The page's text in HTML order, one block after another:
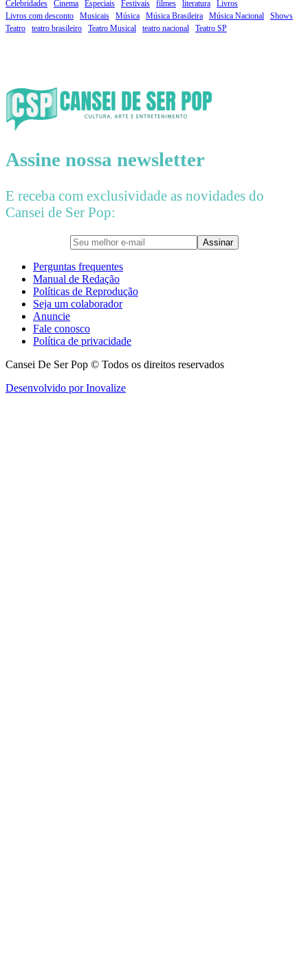
Celebridades Cinema Especiais Festivais filmes literatura
Livros
Livros com desconto
Musicais Música Música Brasileira Música Nacional
Shows
Teatro
teatro brasileiro Teatro Musical teatro nacional Teatro SP
Assine nossa newsletter
E receba com exclusividade as novidades do
Cansei de Ser Pop:
Perguntas frequentes
Manual de Redação
Políticas de Reprodução
Seja um colaborador
Anuncie
Fale conosco
Política de privacidade
Cansei De Ser Pop © Todos os direitos reservados
Desenvolvido por Inovalize